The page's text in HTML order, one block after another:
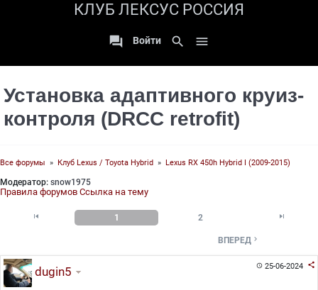
КЛУБ ЛЕКСУС РОССИЯ
 Войти search 
Установка адаптивного круиз-
контроля (DRCC retrofit)
Все форумы » Клуб Lexus / Toyota Hybrid » Lexus RX 450h Hybrid I (2009-2015)
Модератор: snow1975
Правила форумов Ссылка на тему
 1 2 
ВПЕРЕД 
25-06-2024 
dugin5